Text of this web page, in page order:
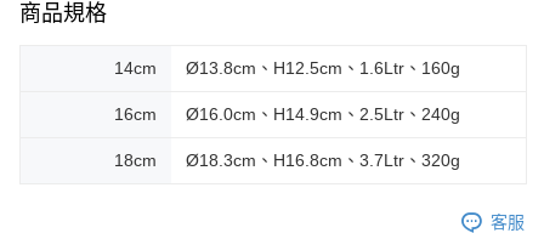
商品規格
14cm Ø13.8cm、H12.5cm、1.6Ltr、160g
16cm Ø16.0cm、H14.9cm、2.5Ltr、240g
18cm Ø18.3cm、H16.8cm、3.7Ltr、320g
客服